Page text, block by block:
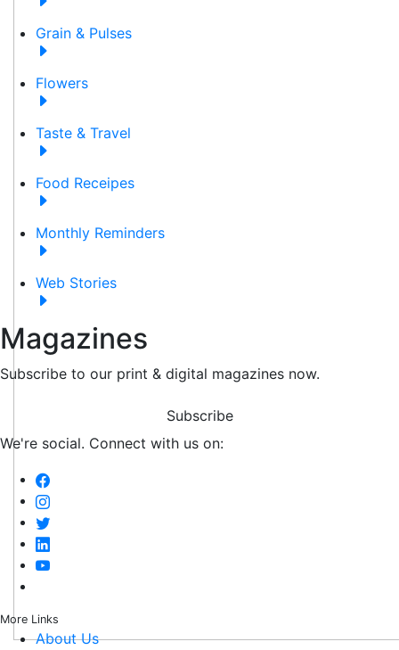
Grain & Pulses
Flowers
Taste & Travel
Food Receipes
Monthly Reminders
Web Stories
Magazines
Subscribe to our print & digital magazines now.
Subscribe
We're social. Connect with us on:
More Links
About Us